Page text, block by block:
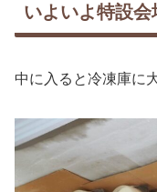
いよいよ特設会
中に入ると冷凍庫に